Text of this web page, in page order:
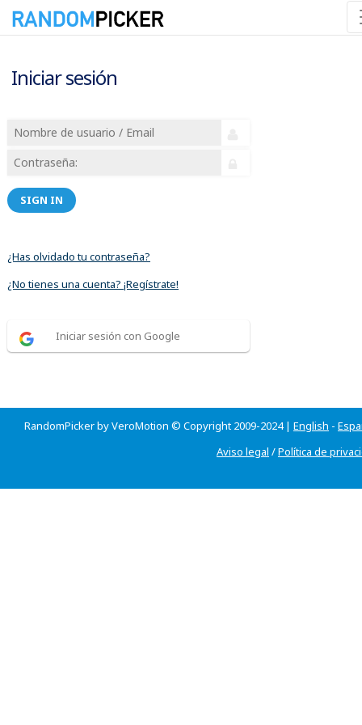
Iniciar sesión
SIGN IN
¿Has olvidado tu contraseña?
¿No tienes una cuenta? ¡Regístrate!
Iniciar sesión con Google
RandomPicker by VeroMotion © Copyright 2009-2024 | English -
Aviso legal /Política de